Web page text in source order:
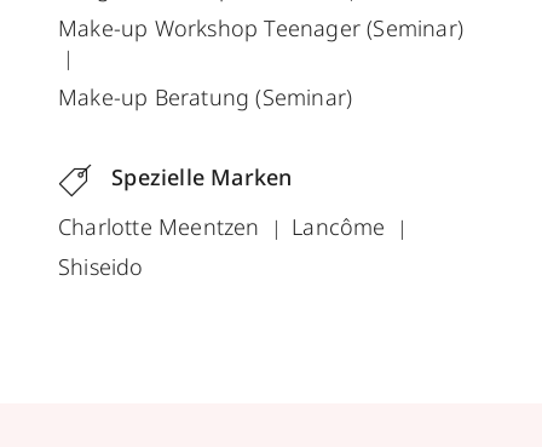
Make-up Workshop Teenager (Seminar)
Make-up Beratung (Seminar)
Spezielle Marken
Charlotte Meentzen
Lancôme
Shiseido